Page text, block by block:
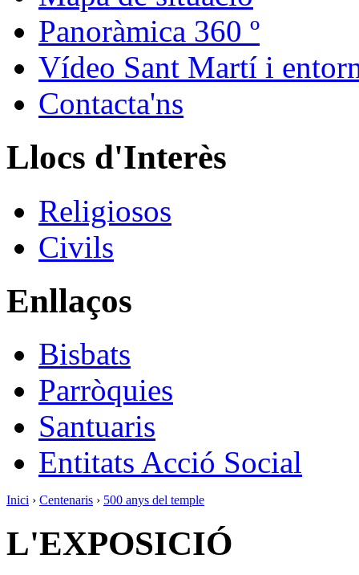
Panoràmica 360 º
Vídeo Sant Martí i
Contacta'ns
Llocs d'Interès
Religiosos
Civils
Enllaços
Bisbats
Parròquies
Santuaris
Entitats Acció Social
Inici › Centenaris › 500 anys del temple
L'EXPOSICIÓ